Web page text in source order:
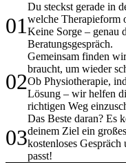
01
Du steckst gerade in
welche Therapieform
Keine Sorge – genau
Beratungsgespräch.
02
Gemeinsam finden
braucht, um wieder
Ob Physiotherapie,
Lösung – wir helfen
richtigen Weg
03
Das Beste daran? Es
deinem Ziel ein
kostenloses
passt!